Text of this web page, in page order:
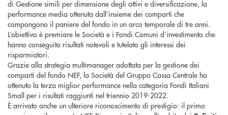
di Gestione simili per dimensione degli attivi e diversificazione, la
performance media ottenuta dall’insieme dei comparti che
compongono il paniere del fondo in un arco temporale di tre anni.
L’obiettivo è premiare le Società e i Fondi Comuni d’investimento che
hanno conseguito risultati notevoli e tutelato gli interessi dei
risparmiatori.
Grazie alla strategia multimanager adottata per la gestione dei
comparti del fondo NEF, la Società del Gruppo Cassa Centrale ha
ottenuto la terza miglior performance nella categoria Fondi Italiani
Small per i risultati raggiunti nel triennio 2019-2022.
È arrivato anche un ulteriore riconoscimento di prestigio: il primo